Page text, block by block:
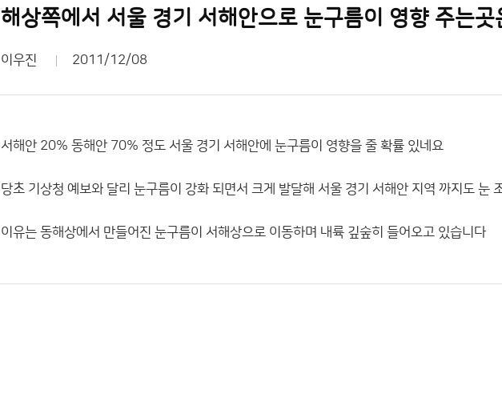
해상쪽에서 서울 경기 서해안으로 눈구름이 영향 주는곳
이우진 2011/12/08
서해안 20% 동해안 70% 정도 서울 경기 서해안에 눈구름이 영향을 줄 확률 있네요
당초 기상청 예보와 달리 눈구름이 강화 되면서 크게 발달해 서울 경기 서해안 지역 까지도 눈
이유는 동해상에서 만들어진 눈구름이 서해상으로 이동하며 내륙 깊숲히 들어오고 있습니다